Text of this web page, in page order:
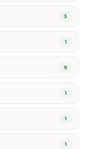
3
1
9
1
1
1